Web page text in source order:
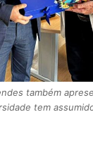
também
tem